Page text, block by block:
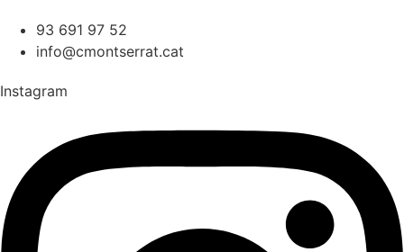
93 691 97 52
info@cmontserrat.cat
Instagram